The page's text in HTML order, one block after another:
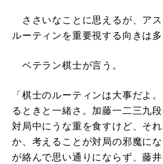
ささいなことに思えるが、ア
ルーティンを重要視する向きは多
ベテラン棋士が言う。
「棋士のルーティンは大事だよ
るときと一緒さ。加藤一二三九
対局中にうな重を食すけど、そ
か、考えることが対局の邪魔に
が絡んで思い通りにならず、藤